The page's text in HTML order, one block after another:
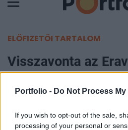
Portfolio - Do Not Process
If you wish to opt-out of the sale,
processing of your personal or
ELŐFIZETŐI TARTALOM
Visszavonta az
Arago, majd rögtön
2001. szeptember 07. 09:30